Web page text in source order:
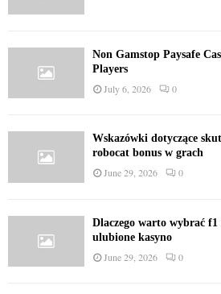
Non Gamstop Paysafe
Players
July 6, 2026 0
Wskazówki dotyczące
robocat bonus w grach
June 29, 2026 0
Dlaczego warto wybrać
ulubione kasyno
June 29, 2026 0